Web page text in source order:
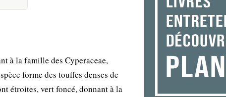
à la famille des Cyperaceae,
forme des touffes denses de
étroites, vert foncé, donnant à la